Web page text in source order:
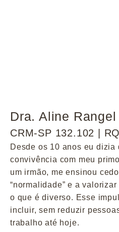
Dra. Aline Rangel
CRM-SP 132.102 |
Desde os 10 anos eu dizia
convivência com meu
um irmão, me ensinou
“normalidade” e a
o que é diverso. Esse
incluir, sem reduzir
trabalho até hoje.